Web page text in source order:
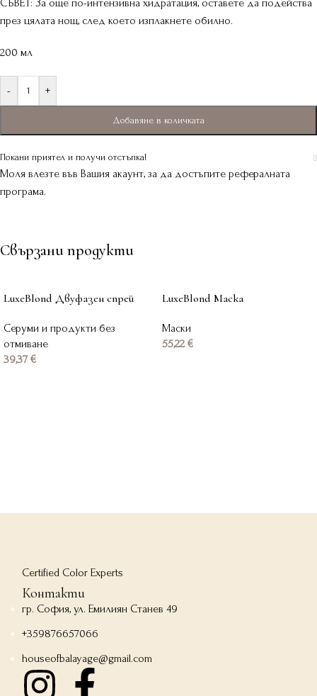
СЪВЕТ: За още по-интензивна хидратация, оставете да подейства
през цялата нощ, след което изплакнете обилно.
200 мл
- +
Добавяне в количката
Покани приятел и получи отстъпка!
Моля влезте във Вашия акаунт, за да достъпите рефералната
програма.
Свързани продукти
LuxeBlond Двуфазен спрей
Серуми и продукти без
отмиване
39,37 €
LuxeBlond Маска
Маски
55,22 €
Certified Color Experts
Контакти
гр. София, ул. Емилиян Станев 49
+359876657066
houseofbalayage@gmail.com